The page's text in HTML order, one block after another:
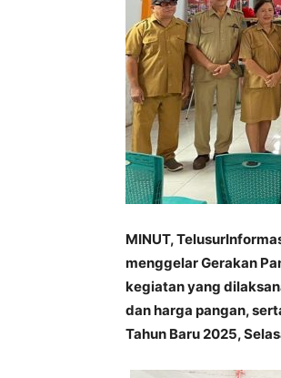
MINUT,
menggelar Gerakan
kegiatan yang
dan harga pangan,
Tahun Baru 2025,